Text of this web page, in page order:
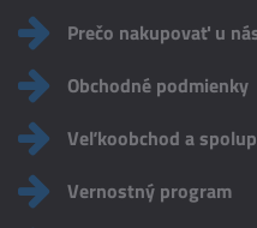
Prečo nakupovať u
Obchodné podmienky
Veľkoobchod a
Vernostný program